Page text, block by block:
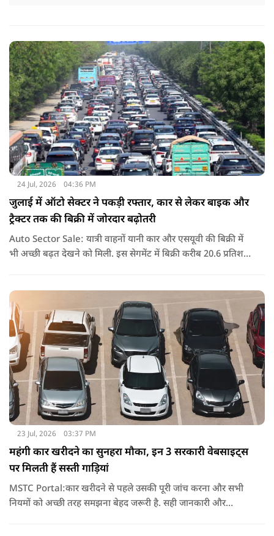
24 Jul, 2026 04:36 PM
जुलाई में ऑटो सेक्टर ने पकड़ी रफ्तार, कार से लेकर बाइक और
ट्रैक्टर तक की बिक्री में जोरदार बढ़ोतरी
Auto Sector Sale: यात्री वाहनों यानी कार और एसयूवी की बिक्री में
भी अच्छी बढ़त देखने को मिली. इस सेगमेंट में बिक्री करीब 20.6 प्रतिशत
23 Jul, 2026 03:37 PM
महंगी कार खरीदने का सुनहरा मौका, इन 3 सरकारी वेबसाइट्स
पर मिलती हैं सस्ती गाड़ियां
MSTC Portal:कार खरीदने से पहले उसकी पूरी जांच करना और सभी
नियमों को अच्छी तरह समझना बेहद जरूरी है. सही जानकारी और